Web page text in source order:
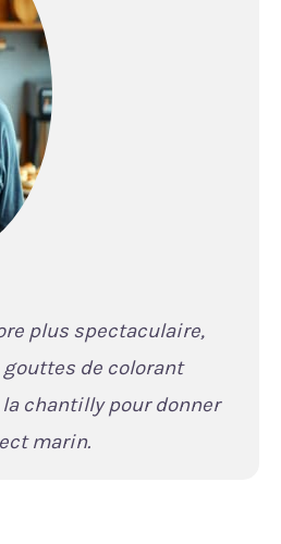
plus spectaculaire,
de colorant
chantilly pour donner
marin.